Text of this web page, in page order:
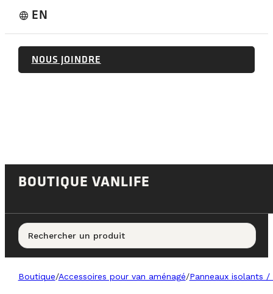
language EN
NOUS JOINDRE
BOUTIQUE VANLIFE
Rechercher un produit
Boutique/Accessoires pour van aménagé/Panneaux isolants